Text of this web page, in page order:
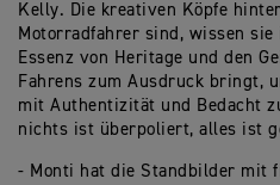
Kelly. Die kreativen Köpfe
Motorradfahrer sind, wissen
Essenz von Heritage und den
Fahrens zum Ausdruck bringt,
mit Authentizität und Bedacht
nichts ist überpoliert, alles ist
- Monti hat die Standbilder mit